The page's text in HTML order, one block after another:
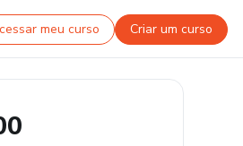
meu curso Criar um curso